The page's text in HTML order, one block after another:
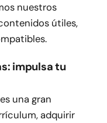
nuestros
útiles,
impulsa tu
una gran
adquirir